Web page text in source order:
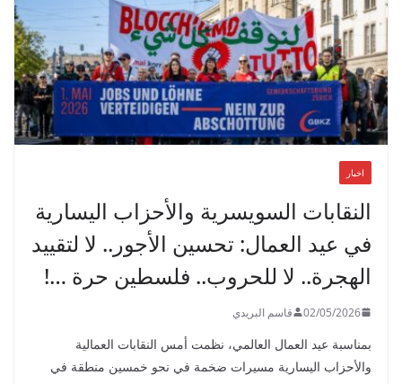
اخبار
النقابات السويسرية والأحزاب اليسارية
في عيد العمال: تحسين الأجور.. لا لتقييد
الهجرة.. لا للحروب.. فلسطين حرة …!
02/05/2026 قاسم البريدي
بمناسبة عيد العمال العالمي، نظمت أمس النقابات العمالية
والأحزاب اليسارية مسيرات ضخمة في نحو خمسين منطقة في